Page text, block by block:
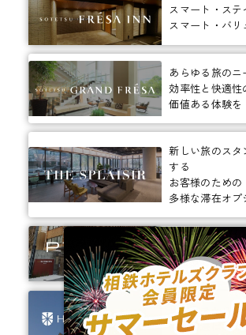
スマート・ステ
スマート・バリ
あらゆる旅のニ
効率性と快適性
価値ある体験を
新しい旅のス
する
お客様のための
多様な滞在オプ
ありそうでなか
ちょっと新しい
ビジネスから
幅広く選ばれ